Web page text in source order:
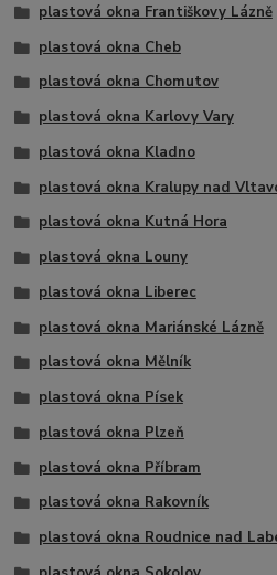
plastová okna Františkovy Lázně
plastová okna Cheb
plastová okna Chomutov
plastová okna Karlovy Vary
plastová okna Kladno
plastová okna Kralupy nad
plastová okna Kutná Hora
plastová okna Louny
plastová okna Liberec
plastová okna Mariánské Lázně
plastová okna Mělník
plastová okna Písek
plastová okna Plzeň
plastová okna Příbram
plastová okna Rakovník
plastová okna Roudnice nad